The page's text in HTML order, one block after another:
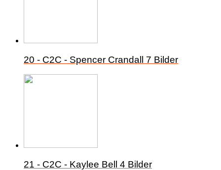
20 - C2C - Spencer Crandall 7 Bilder
21 - C2C - Kaylee Bell 4 Bilder